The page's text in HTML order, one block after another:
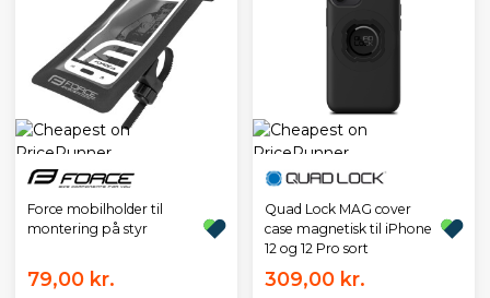
Force mobilholder til
montering på styr
79,00 kr.
Quad Lock MAG cover
case magnetisk til iPhone
12 og 12 Pro sort
309,00 kr.